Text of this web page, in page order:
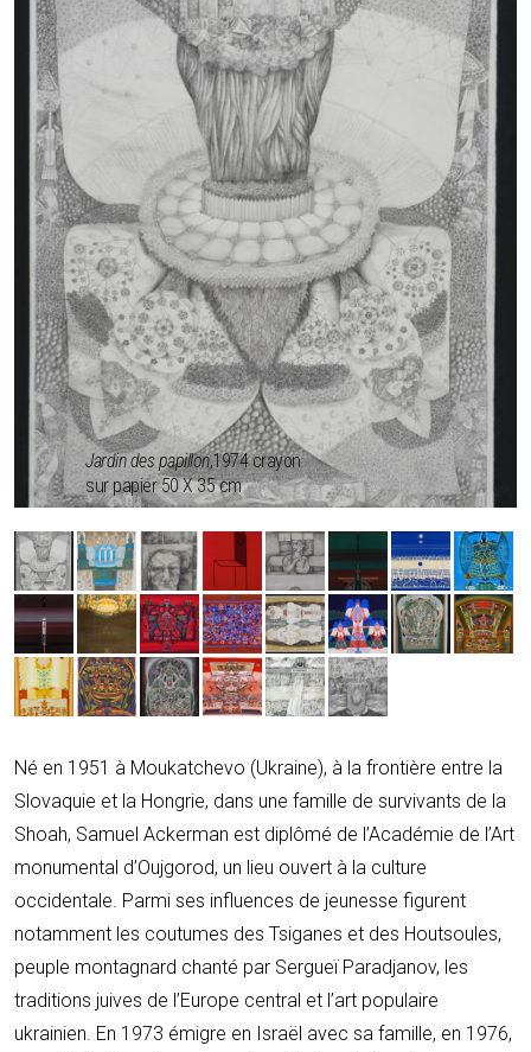
Jardin des papillon,1974 crayon
sur papier 50 X 35 cm
Né en 1951 à Moukatchevo (Ukraine), à la frontière entre la
Slovaquie et la Hongrie, dans une famille de survivants de la
Shoah, Samuel Ackerman est diplômé de l’Académie de l’Art
monumental d’Oujgorod, un lieu ouvert à la culture
occidentale. Parmi ses influences de jeunesse figurent
notamment les coutumes des Tsiganes et des Houtsoules,
peuple montagnard chanté par Sergueï Paradjanov, les
traditions juives de l’Europe central et l’art populaire
ukrainien. En 1973 émigre en Israël avec sa famille, en 1976,